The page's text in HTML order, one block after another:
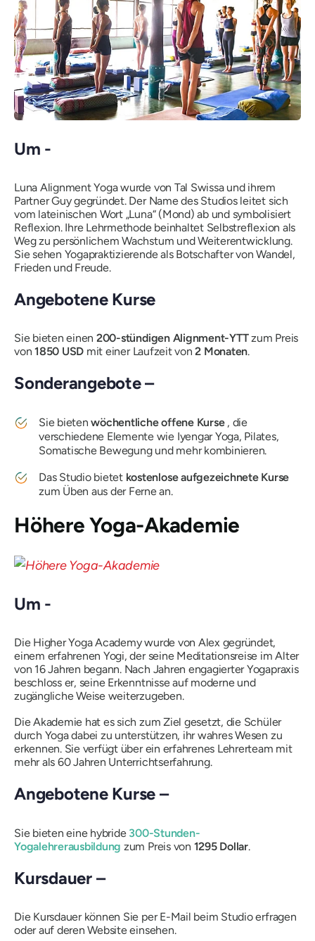
Um -
Luna Alignment Yoga wurde von Tal Swissa und ihrem
Partner Guy gegründet. Der Name des Studios leitet sich
vom lateinischen Wort „Luna“ (Mond) ab und symbolisiert
Reflexion. Ihre Lehrmethode beinhaltet Selbstreflexion als
Weg zu persönlichem Wachstum und Weiterentwicklung.
Sie sehen Yogapraktizierende als Botschafter von Wandel,
Frieden und Freude.
Angebotene Kurse
Sie bieten einen 200-stündigen Alignment-YTTzum Preis
von1850 USD mit einer Laufzeit von2 Monaten.
Sonderangebote –
Sie bietenwöchentliche offene Kurse, die
verschiedene Elemente wie Iyengar Yoga, Pilates,
Somatische Bewegung und mehr kombinieren.
Das Studio bietet kostenlose aufgezeichnete Kurse
zum Üben aus der Ferne an.
Höhere Yoga-Akademie
Um -
Die Higher Yoga Academy wurde von Alex gegründet,
einem erfahrenen Yogi, der seine Meditationsreise im Alter
von 16 Jahren begann. Nach Jahren engagierter Yogapraxis
beschloss er, seine Erkenntnisse auf moderne und
zugängliche Weise weiterzugeben.
Die Akademie hat es sich zum Ziel gesetzt, die Schüler
durch Yoga dabei zu unterstützen, ihr wahres Wesen zu
erkennen. Sie verfügt über ein erfahrenes Lehrerteam mit
mehr als 60 Jahren Unterrichtserfahrung.
Angebotene Kurse –
Sie bieten eine hybride 300-Stunden-
Yogalehrerausbildung zum Preis von 1295 Dollar.
Kursdauer –
Die Kursdauer können Sie per E-Mail beim Studio erfragen
oder auf deren Website einsehen.